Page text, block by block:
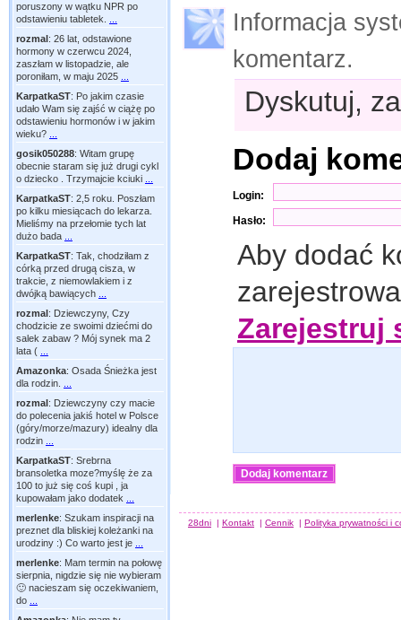
poruszony w wątku NPR po
odstawieniu tabletek.
rozmal: 26 lat, odstawione
hormony w czerwcu 2024,
zaszłam w listopadzie, ale
poroniłam, w maju 2025
KarpatkaST: Po jakim czasie
udało Wam się zajść w ciążę po
odstawieniu hormonów i w jakim
wieku?
gosik050288: Witam grupę
obecnie staram się już drugi cykl
o dziecko . Trzymajcie kciuki
KarpatkaST: 2,5 roku. Poszłam
po kilku miesiącach do lekarza.
Mieliśmy na przełomie tych lat
dużo bada
KarpatkaST: Tak, chodziłam z
córką przed drugą cisza, w
trakcie, z niemowlakiem i z
dwójką bawiących
rozmal: Dziewczyny, Czy
chodzicie ze swoimi dziećmi do
salek zabaw ? Mój synek ma 2
lata (
Amazonka: Osada Śnieżka jest
dla rodzin.
rozmal: Dziewczyny czy macie
do polecenia jakiś hotel w Polsce
(góry/morze/mazury) idealny dla
rodzin
KarpatkaST: Srebrna
bransoletka moze?myślę że za
100 to już się coś kupi , ja
kupowałam jako dodatek
merlenke: Szukam inspiracji na
preznet dla bliskiej koleżanki na
urodziny :) Co warto jest je
merlenke: Mam termin na połowę
sierpnia, nigdzie się nie wybieram
🙂 nacieszam się oczekiwaniem,
do
Informacja
komentarz.
Dyskutuj,
Dodaj
Login:
Hasło:
Aby dodać
Zarejestruj
28dni | Kontakt | Cennik | Polityka prywatności i